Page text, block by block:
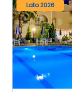
Lato 2026